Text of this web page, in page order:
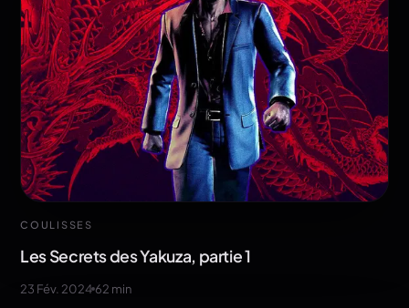
COULISSES
Les Secrets des Yakuza, partie 1
23 Fév. 2024 62 min